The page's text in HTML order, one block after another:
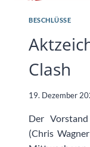
BESCHLÜSSE
Clash
19. Dezember
Der
(Chris